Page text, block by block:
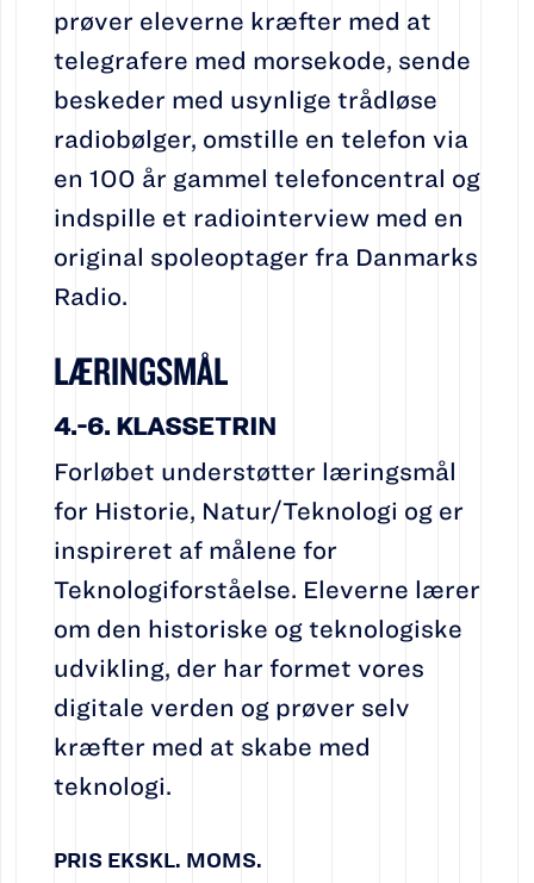
prøver eleverne kræfter med at
telegrafere med morsekode, sende
beskeder med usynlige trådløse
radiobølger, omstille en telefon via
en 100 år gammel telefoncentral og
indspille et radiointerview med en
original spoleoptager fra Danmarks
Radio.
LÆRINGSMÅL
4.-6. KLASSETRIN
Forløbet understøtter læringsmål
for Historie, Natur/Teknologi og er
inspireret af målene for
Teknologiforståelse. Eleverne lærer
om den historiske og teknologiske
udvikling, der har formet vores
digitale verden og prøver selv
kræfter med at skabe med
teknologi.
PRIS EKSKL. MOMS.